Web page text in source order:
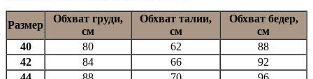
Размер
Обхват груди,
см
Обхват талии,
см
Обхват бедер,
см
40
80 62
88
42
84 66
92